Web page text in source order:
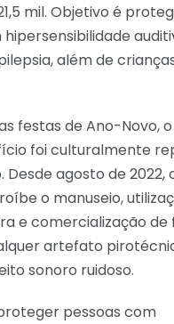
mil. Objetivo é
além de
festas de Ano-Novo,
foi culturalmente
Desde agosto de 2022,
o manuseio,
e comercialização de
artefato
sonoro ruidoso.
pessoas com